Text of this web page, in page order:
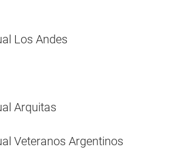
Los Andes
Arquitas
Veteranos Argentinos